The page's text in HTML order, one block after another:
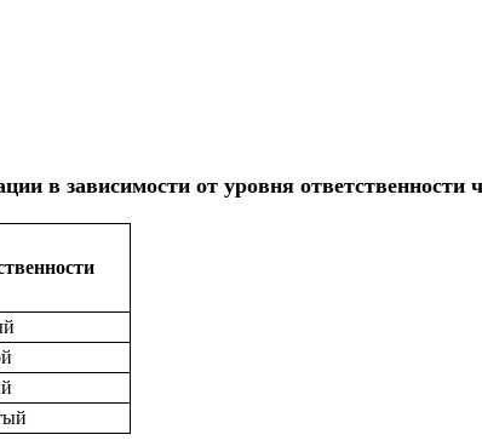
в зависимости от уровня ответственности